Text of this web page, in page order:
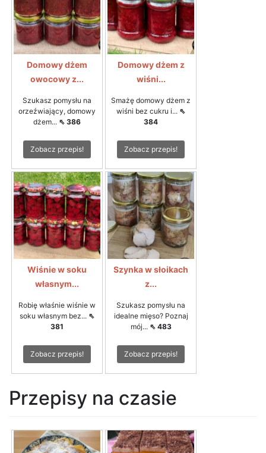
Domowy dżem
owocowy z...
Szukasz pomysłu na
orzeźwiający, domowy
dżem... ⇖ 386
Zobacz przepis!
Domowy dżem z
wiśni...
Smażę domowy dżem z
wiśni bez cukru i... ⇖
384
Zobacz przepis!
Wiśnie w soku
własnym...
Robię właśnie wiśnie w
soku własnym bez... ⇖
381
Zobacz przepis!
Szynka w słoikach
z...
Szukasz pomysłu na
idealne mięso? Poznaj
mój... ⇖ 483
Zobacz przepis!
Przepisy na czasie